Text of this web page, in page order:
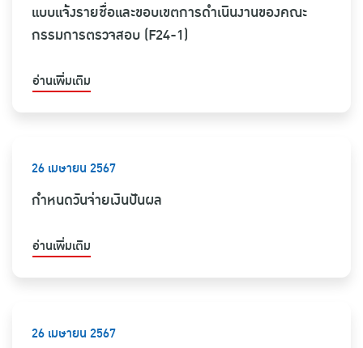
แบบแจ้งรายชื่อและขอบเขตการดำเนินงานของคณะ
กรรมการตรวจสอบ (F24-1)
อ่านเพิ่มเติม
26 เมษายน 2567
กำหนดวันจ่ายเงินปันผล
อ่านเพิ่มเติม
26 เมษายน 2567